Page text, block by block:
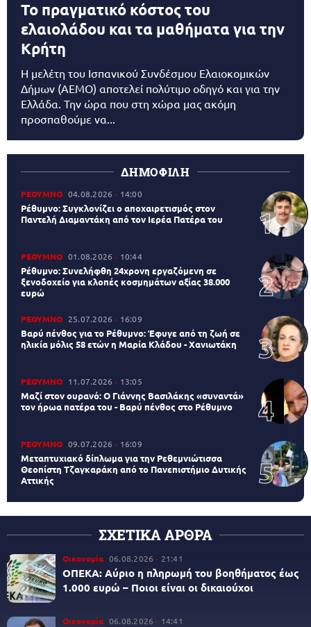
Το πραγματικό κόστος του
ελαιολάδου και τα μαθήματα για την
Κρήτη
Η μελέτη του Ισπανικού Συνδέσμου Ελαιοκομικών
Δήμων (AEMO) αποτελεί πολύτιμο οδηγό και για την
Ελλάδα. Την ώρα που στη χώρα μας ακόμη
προσπαθούμε να...
ΔΗΜΟΦΙΛΗ
ΡΕΘΥΜΝΟ 04.08.2026 14:00
Ρέθυμνο: Συγκλονίζει ο αποχαιρετισμός στον
Παντελή Διαμαντάκη από τον Ιερέα Πατέρα του
ΡΕΘΥΜΝΟ 01.08.2026 10:44
Ρέθυμνο: Συνελήφθη 24χρονη εργαζόμενη σε
ξενοδοχείο για κλοπές κοσμημάτων αξίας 38.000
ευρώ
ΡΕΘΥΜΝΟ 25.07.2026 16:09
Βαρύ πένθος για το Ρέθυμνο: Έφυγε από τη ζωή σε
ηλικία μόλις 58 ετών η Μαρία Κλάδου - Χανιωτάκη
ΡΕΘΥΜΝΟ 11.07.2026 13:05
Μαζί στον ουρανό: Ο Γιάννης Βασιλάκης «συναντά»
τον ήρωα πατέρα του - Βαρύ πένθος στο Ρέθυμνο
ΡΕΘΥΜΝΟ 09.07.2026 16:09
Μεταπτυχιακό δίπλωμα για την Ρεθεμνιώτισσα
Θεοπίστη Τζαγκαράκη από το Πανεπιστήμιο Δυτικής
Αττικής
ΣΧΕΤΙΚΑ ΑΡΘΡΑ
Οικονομία 06.08.2026 21:41
ΟΠΕΚΑ: Αύριο η πληρωμή του βοηθήματος έως
1.000 ευρώ – Ποιοι είναι οι δικαιούχοι
Οικονομία 06.08.2026 14:41